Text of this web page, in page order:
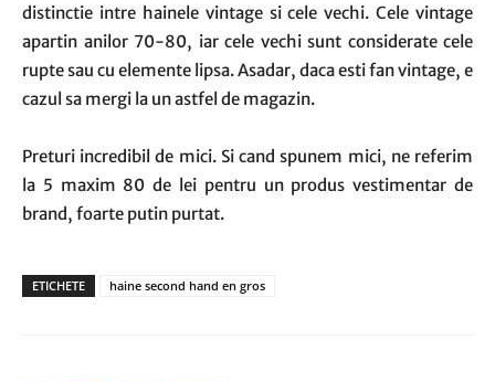
distinctie intre hainele vintage si cele vechi. Cele vintage
apartin anilor 70-80, iar cele vechi sunt considerate cele
rupte sau cu elemente lipsa. Asadar, daca esti fan vintage, e
cazul sa mergi la un astfel de magazin.
Preturi incredibil de mici. Si cand spunem mici, ne referim
la 5 maxim 80 de lei pentru un produs vestimentar de
brand, foarte putin purtat.
ETICHETE haine second hand en gros